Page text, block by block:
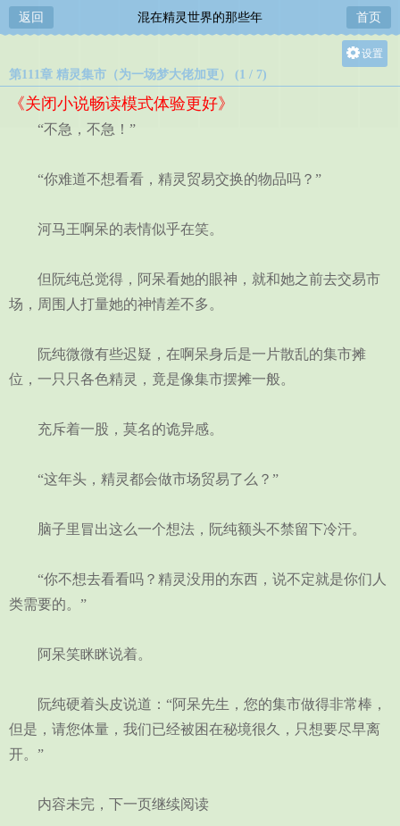
返回 混在精灵世界的那些年 首页
设置
第111章 精灵集市（为一场梦大佬加更） (1 / 7)
《关闭小说畅读模式体验更好》
“不急，不急！”
“你难道不想看看，精灵贸易交换的物品吗？”
河马王啊呆的表情似乎在笑。
但阮纯总觉得，阿呆看她的眼神，就和她之前去交易市
场，周围人打量她的神情差不多。
阮纯微微有些迟疑，在啊呆身后是一片散乱的集市摊
位，一只只各色精灵，竟是像集市摆摊一般。
充斥着一股，莫名的诡异感。
“这年头，精灵都会做市场贸易了么？”
脑子里冒出这么一个想法，阮纯额头不禁留下冷汗。
“你不想去看看吗？精灵没用的东西，说不定就是你们人
类需要的。”
阿呆笑眯眯说着。
阮纯硬着头皮说道：“阿呆先生，您的集市做得非常棒，
但是，请您体量，我们已经被困在秘境很久，只想要尽早离
开。”
内容未完，下一页继续阅读